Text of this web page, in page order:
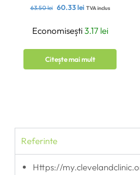
63.50lei 60.33lei TVA inclus
Economisești3.17 lei
Citește mai mult
Referinte
https://my.clevelandclinic.org/health/diseases/11030-